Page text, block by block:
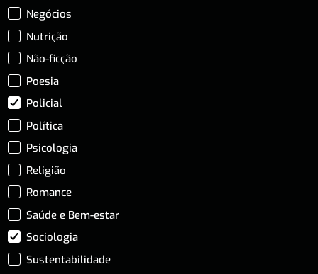
Negócios
Nutrição
Não-ficção
Poesia
Policial
Política
Psicologia
Religião
Romance
Saúde e Bem-estar
Sociologia
Sustentabilidade